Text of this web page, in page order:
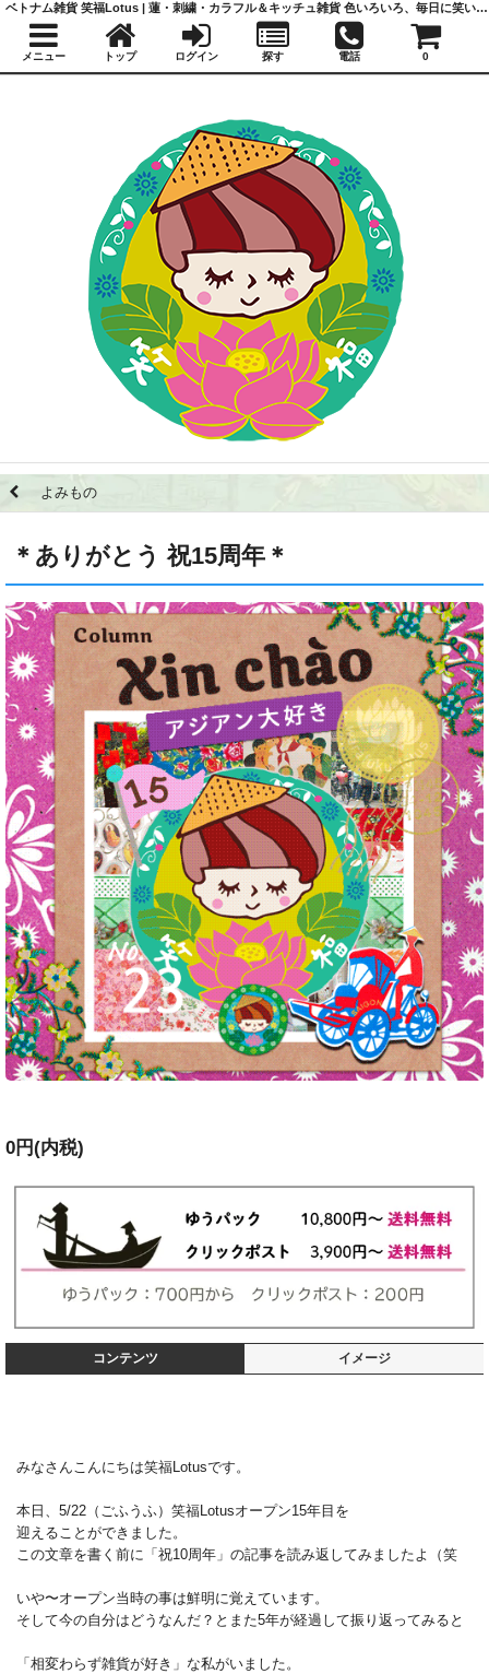
よみもの
＊ありがとう 祝15周年＊
0円(内税)
コンテンツ イメージ
みなさんこんにちは笑福Lotusです。
本日、5/22（ごふうふ）笑福Lotusオープン15年目を
迎えることができました。
この文章を書く前に「祝10周年」の記事を読み返してみましたよ（笑
いや〜オープン当時の事は鮮明に覚えています。
そして今の自分はどうなんだ？とまた5年が経過して振り返ってみると
「相変わらず雑貨が好き」な私がいました。
ベトナム雑貨 笑福Lotus | 蓮・刺繍・カラフル＆キッチュ雑貨 色いろいろ、毎日に笑いと福を
メニュー トップ ログイン 探す 電話 0